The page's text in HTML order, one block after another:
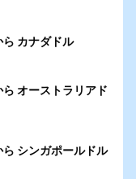
カナダドル
オーストラリアド
シンガポールドル